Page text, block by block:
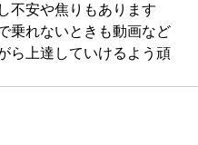
不安や焦りもあります
乗れないときも動画など
ら上達していけるよう頑